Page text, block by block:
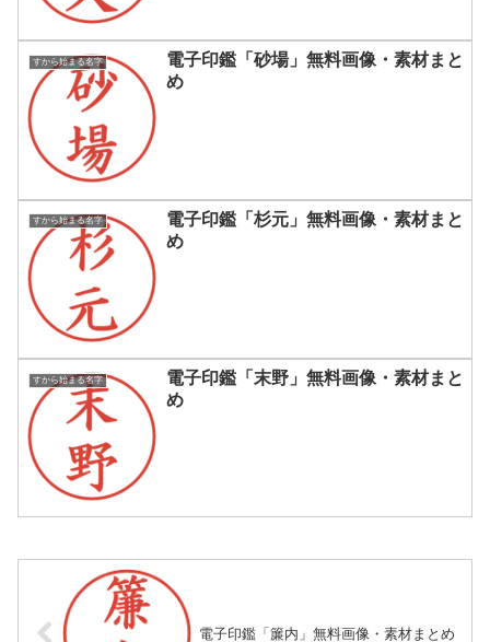
すから始まる名字
電子印鑑「砂場」無料画像・素材まと
め
すから始まる名字
電子印鑑「杉元」無料画像・素材まと
め
すから始まる名字
電子印鑑「末野」無料画像・素材まと
め
電子印鑑「簾内」無料画像・素材まとめ